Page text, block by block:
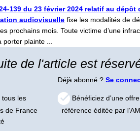
139 du 23 février 2024 relatif au
audiovisuelle fixe les modalités de
prochains mois. Toute victime d’une
plainte ...
de l'article est
Déjà abonné ? Se
les
de France
Bénéficiez d’une
référence éditée par